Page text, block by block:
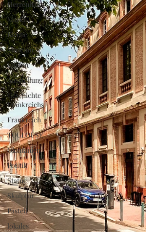
Herrenhaus
Markt
Kirche
Museum
Garten
Ausstellung
Geschichte
Frankreichs
Frankreich
TOULOUSE
Okzitanien
Politik
Statue
Skulptur
Pastell
lokales